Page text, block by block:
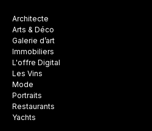
Architecte
Arts & Déco
Galerie d’art
Immobiliers
L'offre Digital
Les Vins
Mode
Portraits
Restaurants
Yachts